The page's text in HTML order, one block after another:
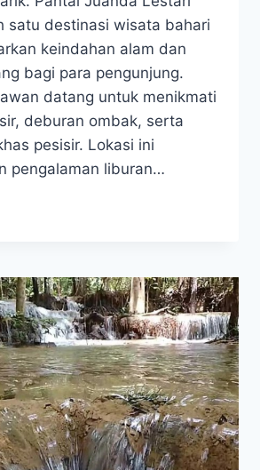
satu destinasi wisata bahari
keindahan alam dan
bagi para pengunjung.
datang untuk menikmati
deburan ombak, serta
pesisir. Lokasi ini
pengalaman liburan…